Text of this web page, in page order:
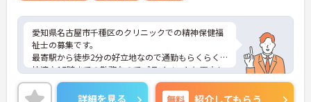
愛知県名古屋市千種区のクリニックでの精神保健福
祉士の募集です。
最寄駅から徒歩2分の好立地なので通勤もらくらく
快適♪17時までの勤務なのでプライベートと両立し
やすい環境です。
ご興味のある方は、面接のポイントをお伝えします
詳細を見る 無料 紹介してもらう